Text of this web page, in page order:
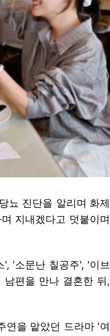
뇨 진단을 알리며 화제
지내겠다고 덧붙이며
', '소문난 칠공주', '이브
편을 만나 결혼한 뒤,
연을 맡았던 드라마 '여